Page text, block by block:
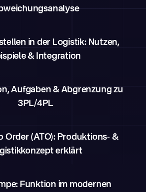
in der Logistik: Nutzen,
& Integration
Aufgaben & Abgrenzung zu
3PL/4PL
Order (ATO): Produktions- &
erklärt
Funktion im modernen